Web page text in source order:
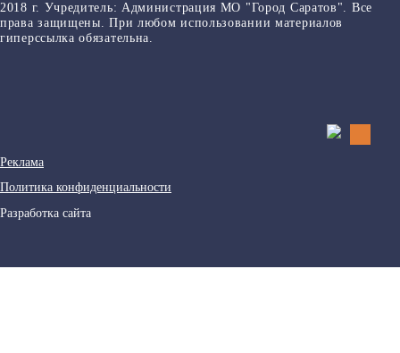
2018 г. Учредитель: Администрация МО "Город Саратов". Все
права защищены. При любом использовании материалов
гиперссылка обязательна.
Реклама
Политика конфиденциальности
Разработка сайта